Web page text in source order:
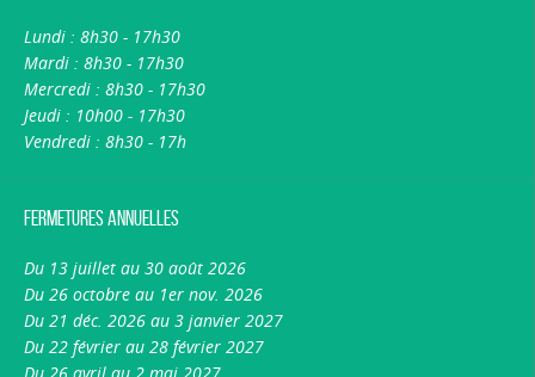
Lundi : 8h30 - 17h30
Mardi : 8h30 - 17h30
Mercredi : 8h30 - 17h30
Jeudi : 10h00 - 17h30
Vendredi : 8h30 - 17h
Fermetures annuelles
Du 13 juillet au 30 août 2026
Du 26 octobre au 1er nov. 2026
Du 21 déc. 2026 au 3 janvier 2027
Du 22 février au 28 février 2027